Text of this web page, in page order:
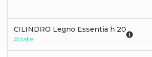
CILINDRO Legno Essentia h 20
Alzate